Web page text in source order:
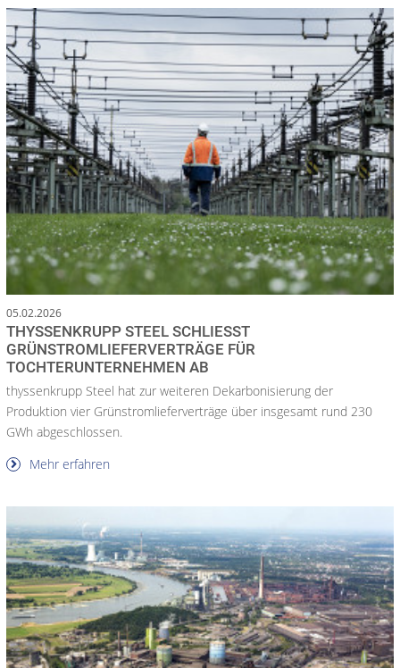
05.02.2026
THYSSENKRUPP STEEL SCHLIESST G
RÜNSTROMLIEFERVERTRÄGE FÜR T
OCHTERUNTERNEHMEN AB
thyssenkrupp Steel hat zur weiteren Dekarbonisierung der
Produktion vier Grünstromlieferverträge über insgesamt rund 230
GWh abgeschlossen.
Mehr erfahren